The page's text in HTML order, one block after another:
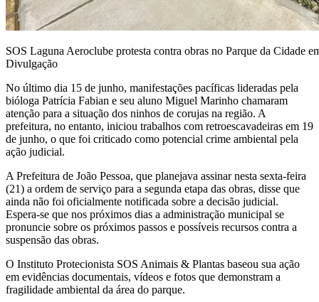
SOS Laguna Aeroclube protesta contra obras no Parque da Cidade
Divulgação
No último dia 15 de junho, manifestações pacíficas lideradas pela
bióloga Patrícia Fabian e seu aluno Miguel Marinho chamaram
atenção para a situação dos ninhos de corujas na região. A
prefeitura, no entanto, iniciou trabalhos com retroescavadeiras em 19
de junho, o que foi criticado como potencial crime ambiental pela
ação judicial.
A Prefeitura de João Pessoa, que planejava assinar nesta sexta-feira
(21) a ordem de serviço para a segunda etapa das obras, disse que
ainda não foi oficialmente notificada sobre a decisão judicial.
Espera-se que nos próximos dias a administração municipal se
pronuncie sobre os próximos passos e possíveis recursos contra a
suspensão das obras.
O Instituto Protecionista SOS Animais & Plantas baseou sua ação
em evidências documentais, vídeos e fotos que demonstram a
fragilidade ambiental da área do parque.